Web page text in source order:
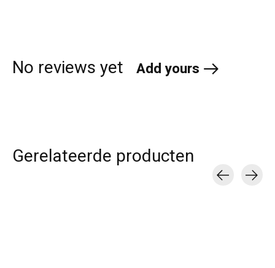
No reviews yet Add yours
Gerelateerde producten